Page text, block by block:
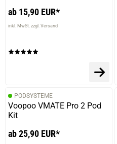
ab 15,90 EUR*
inkl. MwSt. zzgl. Versand
PODSYSTEME
Voopoo VMATE Pro 2 Pod
Kit
ab 25,90 EUR*